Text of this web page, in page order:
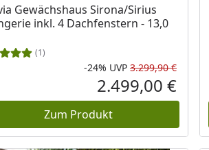
Preis
Gewächshaus Sirona/Sirius
inkl. 4 Dachfenstern - 13,0
(1)
-24% UVP 3.299,90 €
2.499,00 €
Zum Produkt